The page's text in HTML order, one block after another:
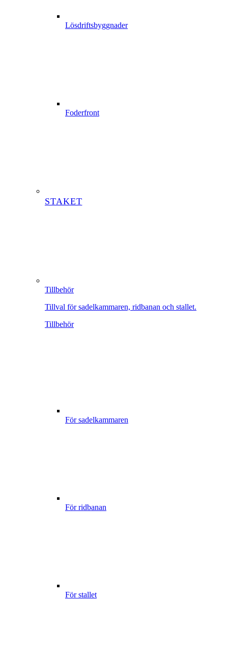
Lösdriftsbyggnader
Foderfront
STAKET
Tillbehör
Tillval för sadelkammaren, ridbanan och stallet.
Tillbehör
För sadelkammaren
För ridbanan
För stallet